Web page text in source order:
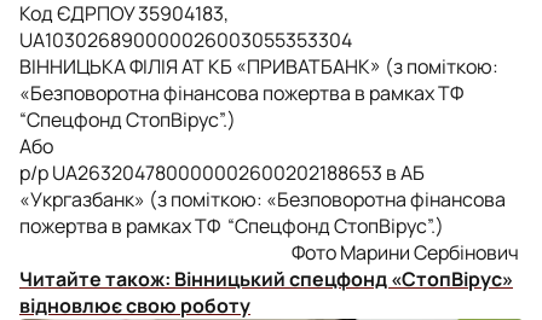
Код ЄДРПОУ 35904183,
UA103026890000026003055353304
ВIННИЦЬКА ФIЛIЯ АТ КБ «ПРИВАТБАНК» (з поміткою:
«Безповоротна фінансова пожертва в рамках ТФ
“Спецфонд СтопВірус”.)
Або
р/р UA263204780000002600202188653 в АБ
«Укргазбанк» (з поміткою: «Безповоротна фінансова
пожертва в рамках ТФ “Спецфонд СтопВірус”.)
Фото Марини Сербінович
Читайте також: Вінницький спецфонд «СтопВірус»
відновлює свою роботу